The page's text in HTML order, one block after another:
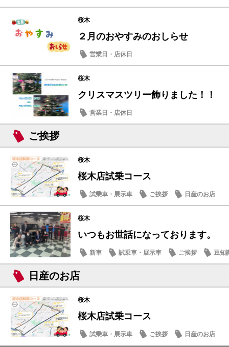
桜木
２月のおやすみのおしらせ
営業日・店休日
桜木
クリスマスツリー飾りました！！
営業日・店休日
ご挨拶
桜木
桜木店試乗コース
試乗車・展示車 ご挨拶 日産のお店
桜木
いつもお世話になっております。
新車 試乗車・展示車 ご挨拶 豆知
日産のお店
桜木
桜木店試乗コース
試乗車・展示車 ご挨拶 日産のお店